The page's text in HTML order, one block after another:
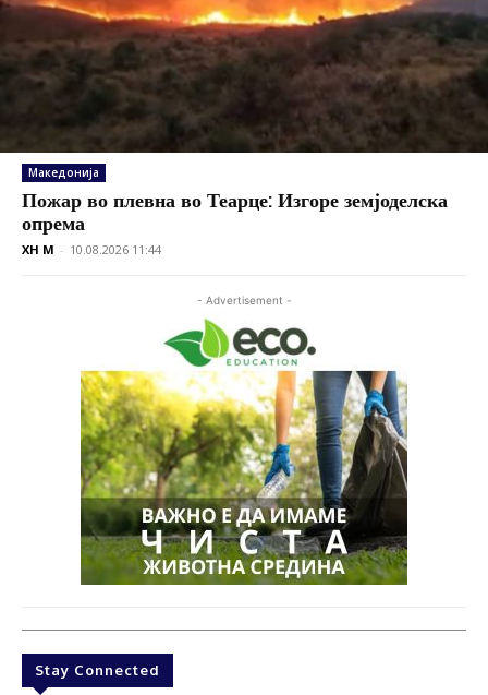
Македонија
Пожар во плевна во Теарце: Изгоре земјоделска
опрема
XH M - 10.08.2026 11:44
- Advertisement -
Stay Connected